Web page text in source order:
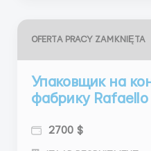
OFERTA PRACY ZAMKNIĘTA
Упаковщик на
фабрику Rafaello
2700 $